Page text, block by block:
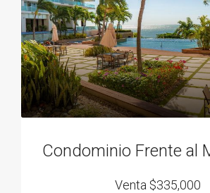
Venta $335,000